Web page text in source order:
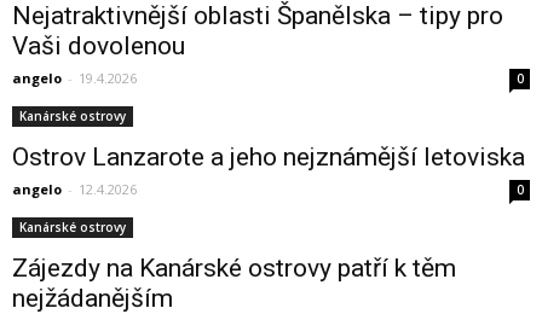
Nejatraktivnější oblasti Španělska – tipy pro
Vaši dovolenou
angelo - 19.4.2026 0
Kanárské ostrovy
Ostrov Lanzarote a jeho nejznámější letoviska
angelo - 12.4.2026 0
Kanárské ostrovy
Zájezdy na Kanárské ostrovy patří k těm
nejžádanějším